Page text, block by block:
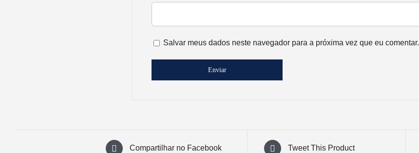
Salvar meus dados neste navegador para a próxima vez que eu comentar.
Compartilhar no Facebook Tweet This Product